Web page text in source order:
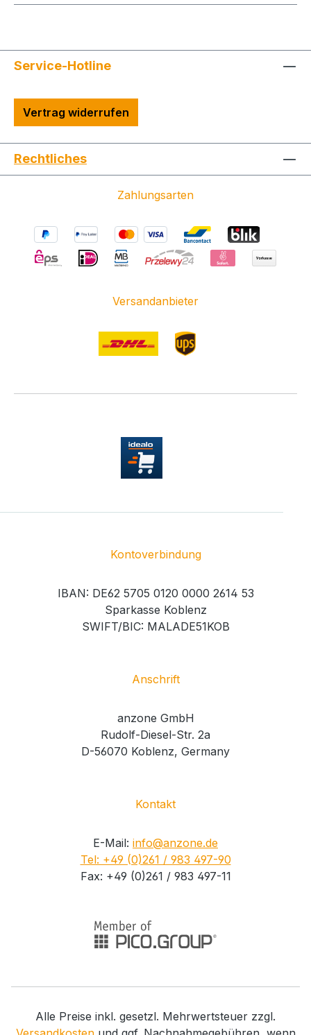
Service-Hotline
Vertrag widerrufen
Rechtliches
Zahlungsarten
Versandanbieter
Kontoverbindung
IBAN: DE62 5705 0120 0000 2614 53
Sparkasse Koblenz
SWIFT/BIC: MALADE51KOB
Anschrift
anzone GmbH
Rudolf-Diesel-Str. 2a
D-56070 Koblenz, Germany
Kontakt
E-Mail: info@anzone.de
Tel: +49 (0)261 / 983 497-90
Fax: +49 (0)261 / 983 497-11
Alle Preise inkl. gesetzl. Mehrwertsteuer zzgl.